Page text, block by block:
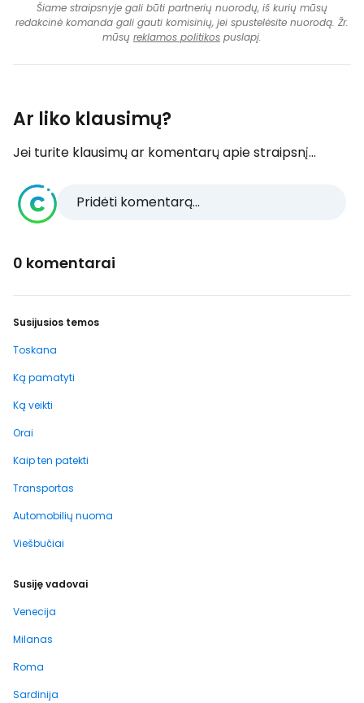
Šiame straipsnyje gali būti partnerių nuorodų, iš kurių mūsų
redakcinė komanda gali gauti komisinių, jei spustelėsite nuorodą. Žr.
mūsų reklamos politikos puslapį.
Ar liko klausimų?
Jei turite klausimų ar komentarų apie straipsnį...
Pridėti komentarą...
0 komentarai
Susijusios temos
Toskana
Ką pamatyti
Ką veikti
Orai
Kaip ten patekti
Transportas
Automobilių nuoma
Viešbučiai
Susiję vadovai
Venecija
Milanas
Roma
Sardinija